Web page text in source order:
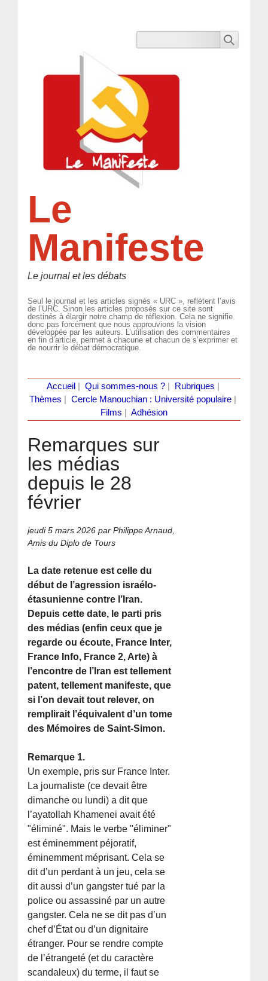
Le
Manifeste
Le journal et les débats
Seul le journal et les articles signés « URC », reflètent l’avis
de l’URC. Sinon les articles proposés sur ce site sont
destinés à élargir notre champ de réflexion. Cela ne signifie
donc pas forcément que nous approuvions la vision
développée par les auteurs. L’utilisation des commentaires
en fin d’article, permet à chacune et chacun de s’exprimer et
de nourrir le débat démocratique.
Accueil Qui sommes-nous ?| Rubriques
Thèmes
Cercle Manouchian : Université populaire
Films
Adhésion
Remarques sur
les médias
depuis le 28
février
jeudi 5 mars 2026 par Philippe Arnaud,
Amis du Diplo de Tours
La date retenue est celle du
début de l’agression israélo-
étasunienne contre l’Iran.
Depuis cette date, le parti pris
des médias (enfin ceux que je
regarde ou écoute, France Inter,
France Info, France 2, Arte) à
l’encontre de l’Iran est tellement
patent, tellement manifeste, que
si l’on devait tout relever, on
remplirait l’équivalent d’un tome
des Mémoires de Saint-Simon.
Remarque 1.
Un exemple, pris sur France Inter.
La journaliste (ce devait être
dimanche ou lundi) a dit que
l’ayatollah Khamenei avait été
"éliminé". Mais le verbe "éliminer"
est éminemment péjoratif,
éminemment méprisant. Cela se
dit d’un perdant à un jeu, cela se
dit aussi d’un gangster tué par la
police ou assassiné par un autre
gangster. Cela ne se dit pas d’un
chef d’État ou d’un dignitaire
étranger. Pour se rendre compte
de l’étrangeté (et du caractère
scandaleux) du terme, il faut se